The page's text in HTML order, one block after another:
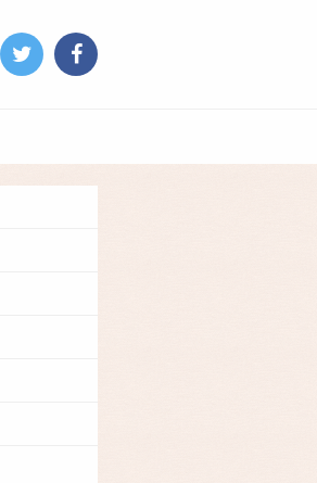
Twitterfacebook